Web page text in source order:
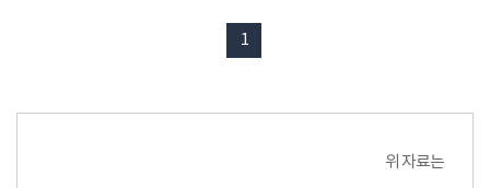
1
위 자료는